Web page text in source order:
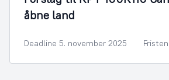
åbne land
Deadline 5. november 2025